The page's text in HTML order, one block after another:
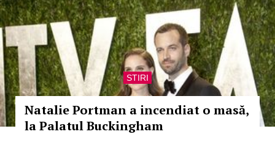
STIRI
Natalie Portman a incendiat o masă,
la Palatul Buckingham